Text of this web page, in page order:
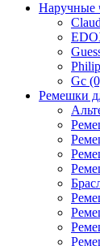
Наручные
Gc
Ремешки